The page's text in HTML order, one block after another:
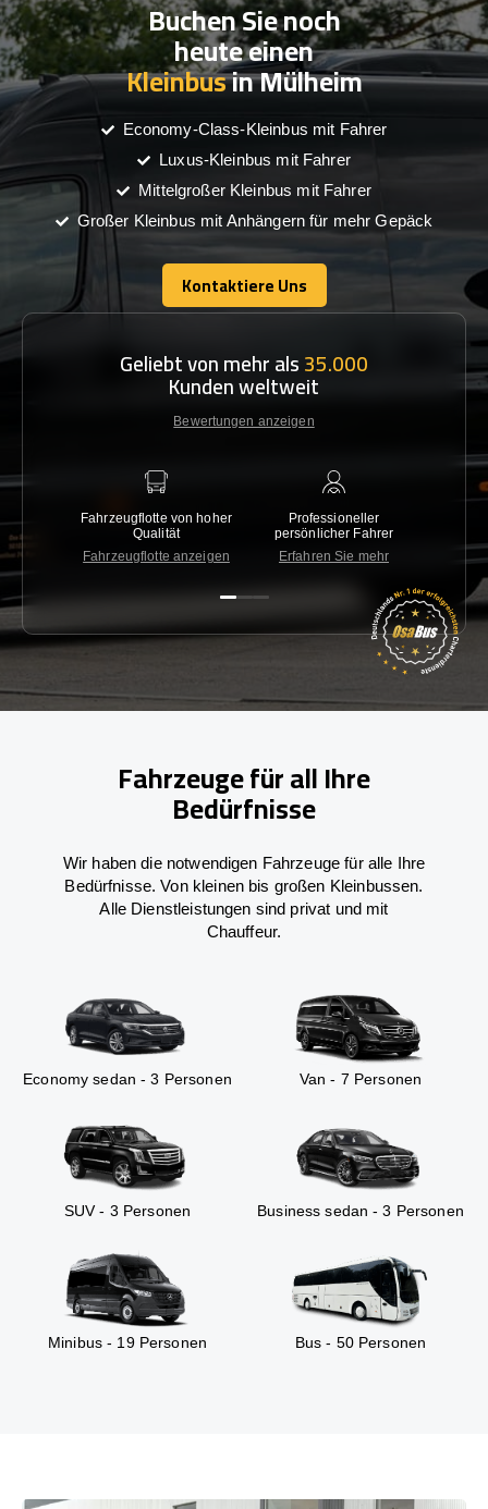
Buchen Sie noch
heute einen
Kleinbusin Mülheim
Economy-Class-Kleinbus mit Fahrer
Luxus-Kleinbus mit Fahrer
Mittelgroßer Kleinbus mit Fahrer
Großer Kleinbus mit Anhängern für mehr Gepäck
Kontaktiere Uns
Kontaktiere Uns
Geliebt von mehr als35.000
Kunden weltweit
Bewertungen anzeigen
Fahrzeugflotte von hoher
Qualität
Fahrzeugflotte anzeigen
Professioneller
persönlicher Fahrer
Erfahren Sie mehr
Fahrzeuge für all Ihre
Bedürfnisse
Wir haben die notwendigen Fahrzeuge für alle Ihre
Bedürfnisse. Von kleinen bis großen Kleinbussen.
Alle Dienstleistungen sind privat und mit
Chauffeur.
Economy sedan - 3 Personen Van - 7 Personen
SUV - 3 Personen Business sedan - 3 Personen
Minibus - 19 Personen Bus - 50 Personen